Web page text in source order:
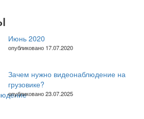
Июнь 2020
опубликовано 17.07.2020
Зачем нужно видеонаблюдение на
грузовике?
опубликовано 23.07.2025